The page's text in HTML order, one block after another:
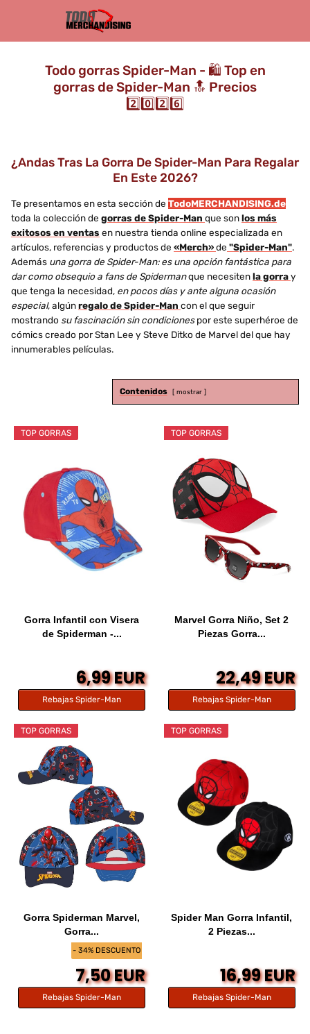
Todo gorras Spider-Man - 🛍️ Top en
gorras de Spider-Man 🔝 Precios
2️⃣0️⃣2️⃣6️⃣
¿Andas Tras La Gorra De Spider-Man Para Regalar
En Este 2026?
Te presentamos en esta sección de TodoMERCHANDISING.de
toda la colección de gorras de Spider-Man que sonlos más
exitosos en ventas en nuestra tienda online especializada en
artículos, referencias y productos de «Merch»de "Spider-Man".
Además una gorra de Spider-Man: es una opción fantástica para
dar como obsequio a fans de Spidermanque necesitenla gorray
que tenga la necesidad, en pocos días y ante alguna ocasión
especial, algúnregalo de Spider-Man con el que seguir
mostrando su fascinación sin condicionespor este superhéroe de
cómics creado por Stan Lee y Steve Ditko de Marvel del que hay
innumerables películas.
Contenidos mostrar
TOP GORRAS
Gorra Infantil con Visera
de Spiderman -...
6,99 EUR
Rebajas Spider-Man
TOP GORRAS
Marvel Gorra Niño, Set 2
Piezas Gorra...
22,49 EUR
Rebajas Spider-Man
- 34% DESCUENTO
TOP GORRAS
Gorra Spiderman Marvel,
Gorra...
7,50 EUR
Rebajas Spider-Man
TOP GORRAS
Spider Man Gorra Infantil,
2 Piezas...
16,99 EUR
Rebajas Spider-Man